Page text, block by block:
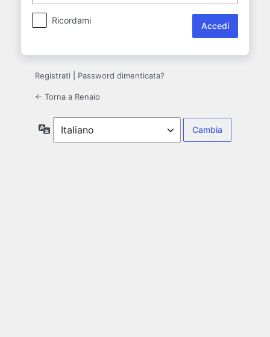
Ricordami
Registrati Password dimenticata?
← Torna a Renaio
Lingua